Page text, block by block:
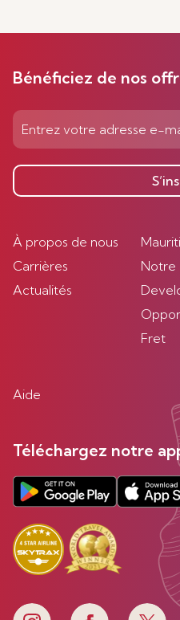
Bénéficiez de nos
À propos de nous
Carrières
Actualités
Notre
Fret
Aide
Téléchargez notre